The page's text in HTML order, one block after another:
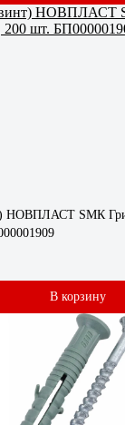
НОВПЛАСТ SMК
В корзину